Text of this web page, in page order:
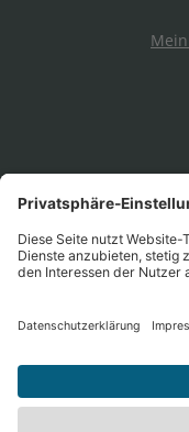
Ein Projekt von